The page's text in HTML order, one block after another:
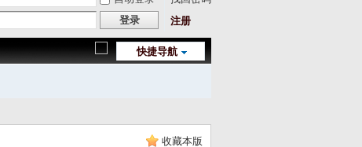
登录 注册
快捷导航
收藏本版